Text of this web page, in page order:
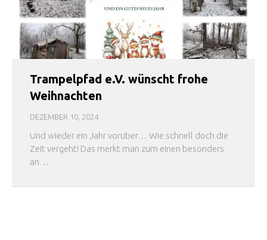
Trampelpfad e.V. wünscht frohe
Weihnachten
DEZEMBER 10, 2024
Und wieder ein Jahr vorüber… Wie schnell doch die
Zeit vergeht! Das merkt man zum einen besonders
an…